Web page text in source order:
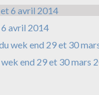
6 avril 2014
end 29 et 30 mars